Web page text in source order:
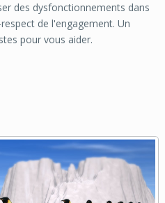
des dysfonctionnements dans
de l'engagement. Un
pour vous aider.